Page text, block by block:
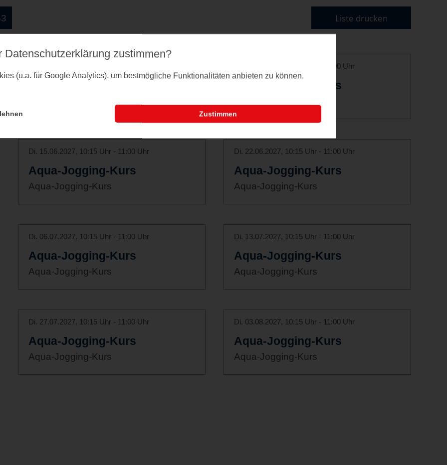
Liste drucken
Di. 01.06.2027, 10:15 Uhr - 11:00 Uhr
Aqua-Jogging-Kurs
Di. 15.06.2027, 10:15 Uhr - 11:00 Uhr
Aqua-Jogging-Kurs
Aqua-Jogging-Kurs
Di. 22.06.2027, 10:15 Uhr - 11:00 Uhr
Aqua-Jogging-Kurs
Aqua-Jogging-Kurs
Di. 06.07.2027, 10:15 Uhr - 11:00 Uhr
Aqua-Jogging-Kurs
Aqua-Jogging-Kurs
Di. 13.07.2027, 10:15 Uhr - 11:00 Uhr
Aqua-Jogging-Kurs
Aqua-Jogging-Kurs
Di. 27.07.2027, 10:15 Uhr - 11:00 Uhr
Aqua-Jogging-Kurs
Aqua-Jogging-Kurs
Di. 03.08.2027, 10:15 Uhr - 11:00 Uhr
Aqua-Jogging-Kurs
Aqua-Jogging-Kurs
Datenschutz­erklärung zustimmen?
(u.a. für Google Analytics), um bestmögliche Funktionalitäten anbieten zu können.
Zustimmen